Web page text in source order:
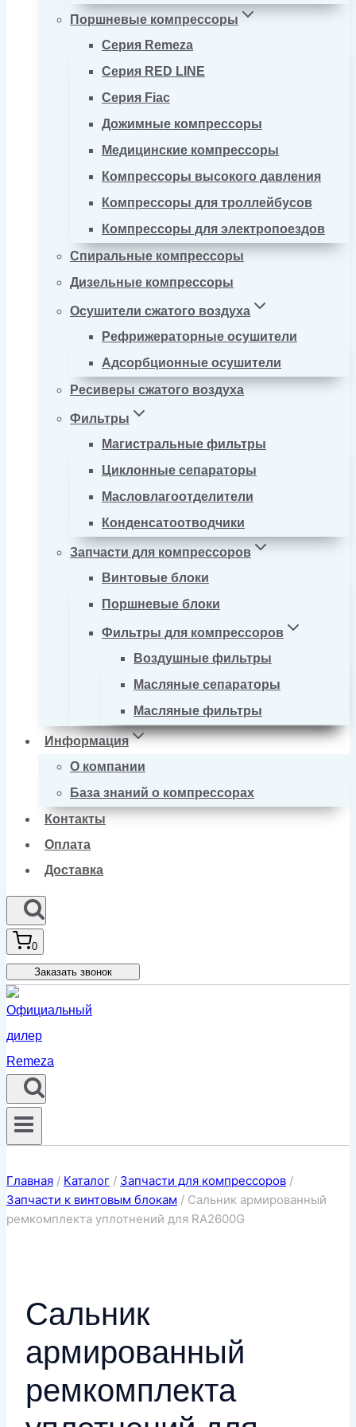
Поршневые компрессоры
Серия Remeza
Серия RED LINE
Серия Fiac
Дожимные компрессоры
Медицинские компрессоры
Компрессоры высокого давления
Компрессоры для троллейбусов
Компрессоры для электропоездов
Спиральные компрессоры
Дизельные компрессоры
Осушители сжатого воздуха
Рефрижераторные осушители
Адсорбционные осушители
Ресиверы сжатого воздуха
Фильтры
Магистральные фильтры
Циклонные сепараторы
Масловлагоотделители
Конденсатоотводчики
Запчасти для компрессоров
Винтовые блоки
Поршневые блоки
Фильтры для компрессоров
Воздушные фильтры
Масляные сепараторы
Масляные фильтры
Информация
О компании
База знаний о компрессорах
Контакты
Оплата
Доставка
0
Заказать звонок
Главная / Каталог / Запчасти для компрессоров /
Запчасти к винтовым блокам / Сальник армированный
ремкомплекта уплотнений для RA2600G
Сальник
армированный
ремкомплекта